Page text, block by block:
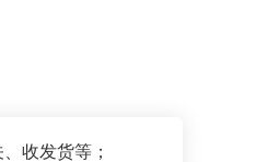
收发货等；